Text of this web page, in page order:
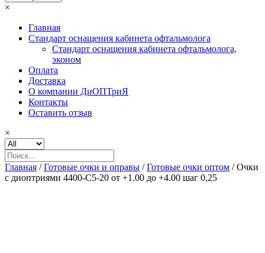
×
Главная
Стандарт оснащения кабинета офтальмолога
Стандарт оснащения кабинета офтальмолога,
эконом
Оплата
Доставка
О компании ДиОПТриЯ
Контакты
Оставить отзыв
×
Главная /Готовые очки и оправы /Готовые очки оптом / Очки
с диоптриями 4400-C5-20 от +1.00 до +4.00 шаг 0,25